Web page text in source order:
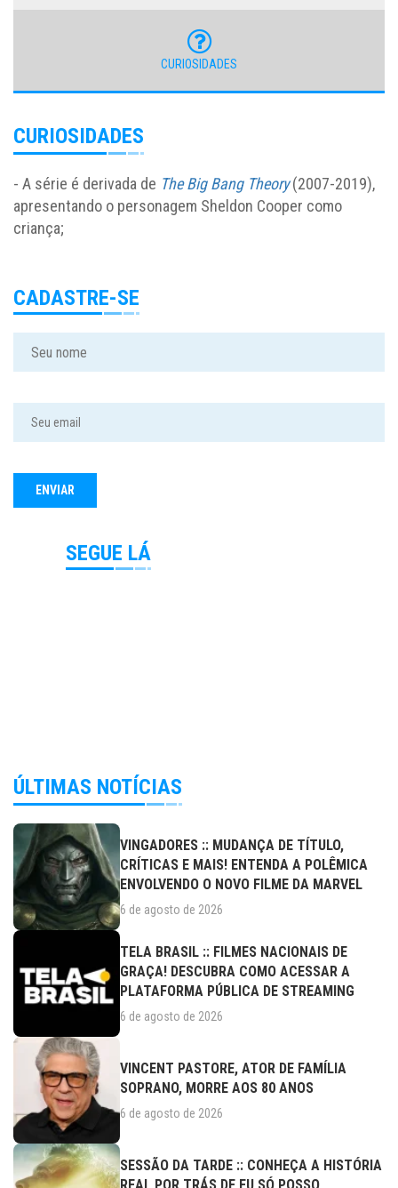
CURIOSIDADES
CURIOSIDADES
- A série é derivada de The Big Bang Theory(2007-2019),
apresentando o personagem Sheldon Cooper como
criança;
CADASTRE-SE
SEGUE LÁ
ÚLTIMAS NOTÍCIAS
VINGADORES :: MUDANÇA DE TÍTULO,
CRÍTICAS E MAIS! ENTENDA A POLÊMICA
ENVOLVENDO O NOVO FILME DA MARVEL
6 de agosto de 2026
TELA BRASIL :: FILMES NACIONAIS DE
GRAÇA! DESCUBRA COMO ACESSAR A
PLATAFORMA PÚBLICA DE STREAMING
6 de agosto de 2026
VINCENT PASTORE, ATOR DE FAMÍLIA
SOPRANO, MORRE AOS 80 ANOS
6 de agosto de 2026
SESSÃO DA TARDE :: CONHEÇA A HISTÓRIA
REAL POR TRÁS DE EU SÓ POSSO